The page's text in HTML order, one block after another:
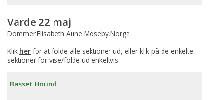
Varde 22 maj
Dommer:Elisabeth Aune Moseby,Norge
Klik her for at folde alle sektioner ud, eller klik på de enkelte
sektioner for vise/folde ud enkeltvis.
Basset Hound